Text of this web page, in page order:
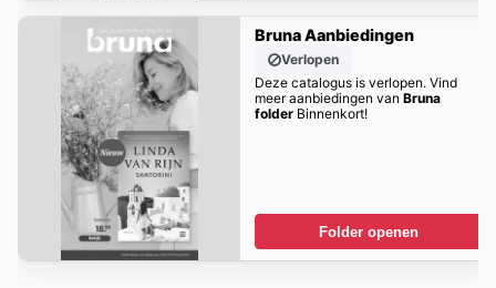
Bruna Aanbiedingen
Verlopen
Deze catalogus is verlopen. Vind
meer aanbiedingen van Bruna
folderBinnenkort!
Folder openen